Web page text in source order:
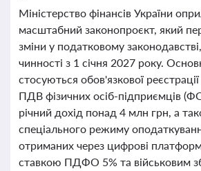
Міністерство фінансів України
масштабний законопроєкт, який
зміни у податковому
чинності з 1 січня 2027 року.
стосуються обов'язкової
ПДВ фізичних осіб-підприємців
річний дохід понад 4 млн грн, а
спеціального режиму
отриманих через цифрові
ставкою ПДФО 5% та військовим